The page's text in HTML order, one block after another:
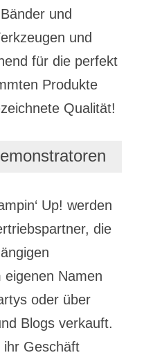
und
und
für die perfekt
Produkte
Qualität!
Up! werden
die
eigenen Namen
oder über
Blogs verkauft.
ihr Geschäft